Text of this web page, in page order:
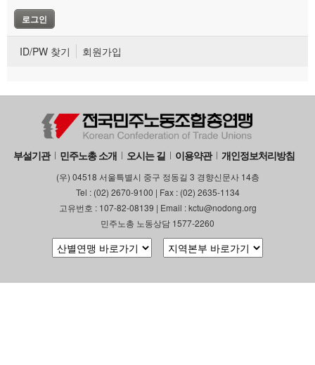
ID/PW 찾기 회원가입
부설기관 민주노총 소개 오시는 길 이용약관 개인정보처리방침
(우) 04518 서울특별시 중구 정동길 3 경향신문사 14층
Tel : (02) 2670-9100 | Fax : (02) 2635-1134
고유번호 : 107-82-08139 | Email : kctu@nodong.org
민주노총 노동상담 1577-2260